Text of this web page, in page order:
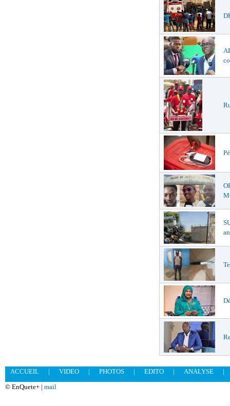
ACCUEIL | VIDEO | PHOTOS | EDITO | ANALYSE
|
© EnQuete+ | mail